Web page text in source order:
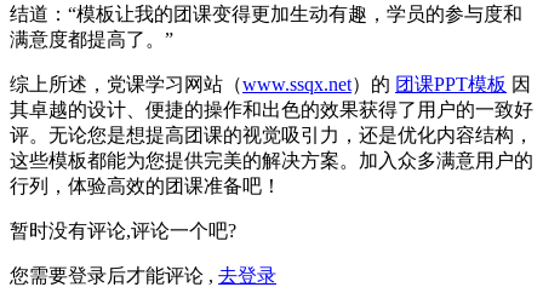
结道：“模板让我的团课变得更加生动有趣，学员的参与度和
满意度都提高了。”
综上所述，党课学习网站（www.ssqx.net）的 团课PPT模板 因
其卓越的设计、便捷的操作和出色的效果获得了用户的一致好
评。无论您是想提高团课的视觉吸引力，还是优化内容结构，
这些模板都能为您提供完美的解决方案。加入众多满意用户的
行列，体验高效的团课准备吧！
暂时没有评论,评论一个吧?
您需要登录后才能评论 , 去登录